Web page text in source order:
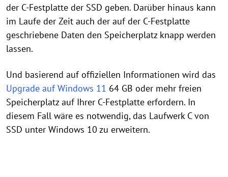
der C-Festplatte der SSD geben. Darüber hinaus kann
im Laufe der Zeit auch der auf der C-Festplatte
geschriebene Daten den Speicherplatz knapp werden
lassen.
Und basierend auf offiziellen Informationen wird das
Upgrade auf Windows 11 64 GB oder mehr freien
Speicherplatz auf Ihrer C-Festplatte erfordern. In
diesem Fall wäre es notwendig, das Laufwerk C von
SSD unter Windows 10 zu erweitern.